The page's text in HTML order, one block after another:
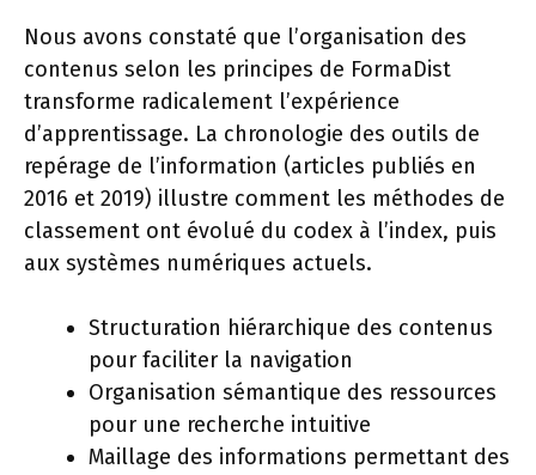
Nous avons constaté que l’organisation des
contenus selon les principes de FormaDist
transforme radicalement l’expérience
d’apprentissage. La chronologie des outils de
repérage de l’information (articles publiés en
2016 et 2019) illustre comment les méthodes de
classement ont évolué du codex à l’index, puis
aux systèmes numériques actuels.
Structuration hiérarchique des contenus
pour faciliter la navigation
Organisation sémantique des ressources
pour une recherche intuitive
Maillage des informations permettant des